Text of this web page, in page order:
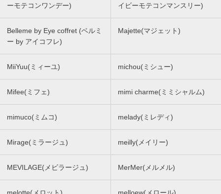
ーモテコンワンデー)
イビーモテコンマンスリー)
Belleme by Eye coffret (ベルミ
ー by アイコフレ)
Majette(マジェット)
MiiYuu(ミィーユ) michou(ミシュー)
Mifee(ミフェ) mimi charme(ミミシャルム)
mimuco(ミムコ) melady(ミレディ)
Mirage(ミラージュ) meilly(メイリー)
MEVILAGE(メビラージュ) MerMer(メルメル)